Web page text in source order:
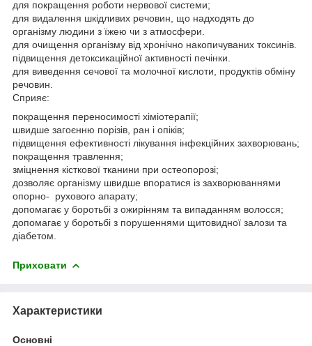
для покращення роботи нервової системи;
для видалення шкідливих речовин, що надходять до
організму людини з їжею чи з атмосфери.
для очищення організму від хронічно накопичуваних токсинів.
підвищення детоксикаційної активності печінки.
для виведення сечової та молочної кислоти, продуктів обміну
речовин.
Сприяє:
покращення переносимості хіміотерапії;
швидше загоєнню порізів, ран і опіків;
підвищення ефективності лікування інфекційних захворювань;
покращення травлення;
зміцнення кісткової тканини при остеопорозі;
дозволяє організму швидше впоратися із захворюваннями
опорно- рухового апарату;
допомагає у боротьбі з ожирінням та випаданням волосся;
допомагає у боротьбі з порушеннями щитовидної залози та
діабетом.
Приховати
Характеристики
Основні